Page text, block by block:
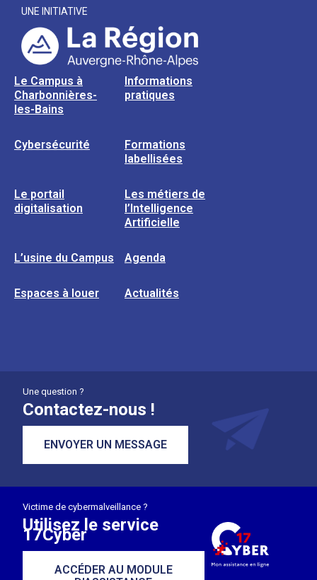
UNE INITIATIVE
Le Campus à
Charbonnières-
les-Bains
Informations
pratiques
Cybersécurité
Formations
labellisées
Le portail
digitalisation
Les métiers de
l’Intelligence
Artificielle
L’usine du Campus Agenda
Espaces à louer Actualités
Une question ?
Contactez-nous !
ENVOYER UN MESSAGE
Victime de cybermalveillance ?
Utilisez le service
17Cyber
ACCÉDER AU MODULE